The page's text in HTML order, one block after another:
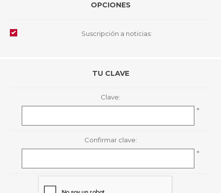
OPCIONES
Suscripción a noticias:
TU CLAVE
Clave:
*
Confirmar clave:
*